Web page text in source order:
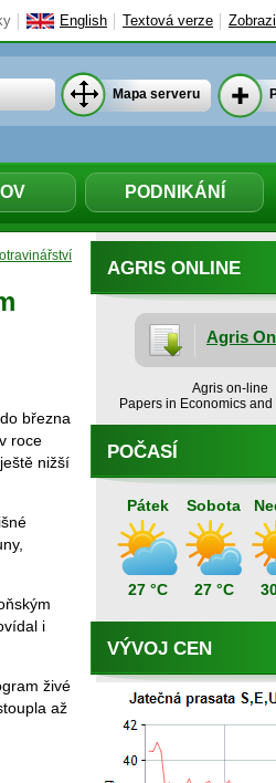
English Textová verze
PODNIKÁNÍ
Mapa serveru
března
roce
nižší
i
živé
až
AGRIS ONLINE
Agris
Agris on-line
Papers in Economics and
POČASÍ
Pátek
27 °C
Sobota
27 °C
VÝVOJ CEN